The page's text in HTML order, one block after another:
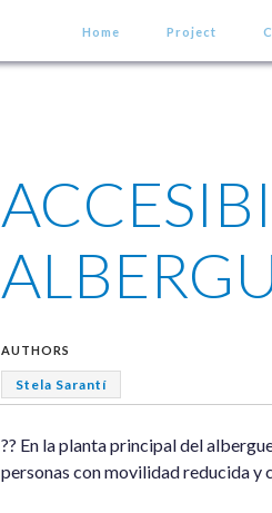
Home Project
AUTHORS
Stela Sarantí
?? En la planta principal del
personas con movilidad reducida y